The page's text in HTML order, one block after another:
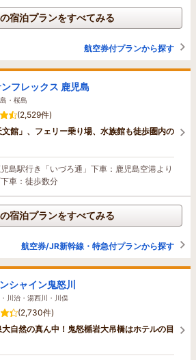
宿泊プランをすべてみる
航空券付プランから探す
フレックス 鹿児島
・桜島
(2,529件)
館」、フェリー乗り場、水族館も徒歩圏内の
島駅行き「いづろ通」下車：鹿児島空港より
車：徒歩数分
宿泊プランをすべてみる
航空券/JR新幹線・特急付プランから探す
シャイン鬼怒川
川治・湯西川・川俣
(2,730件)
大自然の真ん中！鬼怒楯岩大吊橋はホテルの目